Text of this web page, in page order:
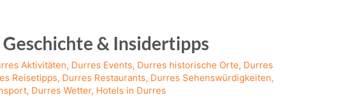
& Insidertipps
Aktivitäten, Durres Events, Durres historische Orte, Durres
Reisetipps, Durres Restaurants, Durres Sehenswürdigkeiten,
, Durres Wetter, Hotels in Durres